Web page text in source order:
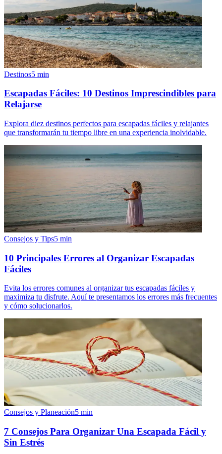
Destinos5 min
Escapadas Fáciles: 10 Destinos Imprescindibles para
Relajarse
Explora diez destinos perfectos para escapadas fáciles y relajantes
que transformarán tu tiempo libre en una experiencia inolvidable.
Consejos y Tips5 min
10 Principales Errores al Organizar Escapadas
Fáciles
Evita los errores comunes al organizar tus escapadas fáciles y
maximiza tu disfrute. Aquí te presentamos los errores más frecuentes
y cómo solucionarlos.
Consejos y Planeación5 min
7 Consejos Para Organizar Una Escapada Fácil y
Sin Estrés